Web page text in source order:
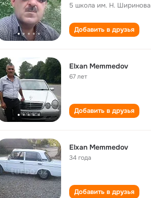
5 школа им. Н. Ширинова
Добавить в друзья
Elxan Memmedov
67 лет
Добавить в друзья
Elxan Memmedov
34 года
Добавить в друзья